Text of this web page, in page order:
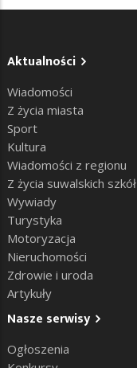
Aktualności
Wiadomości
Z życia miasta
Sport
Kultura
Wiadomości z regionu
Z życia suwalskich szkół
Wywiady
Turystyka
Motoryzacja
Nieruchomości
Zdrowie i uroda
Artykuły
Nasze serwisy
Ogłoszenia